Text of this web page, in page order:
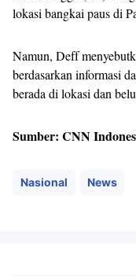
lokasi bangkai paus di
Namun, Deff
berdasarkan informasi
berada di lokasi dan
Sumber: CNN
Nasional News